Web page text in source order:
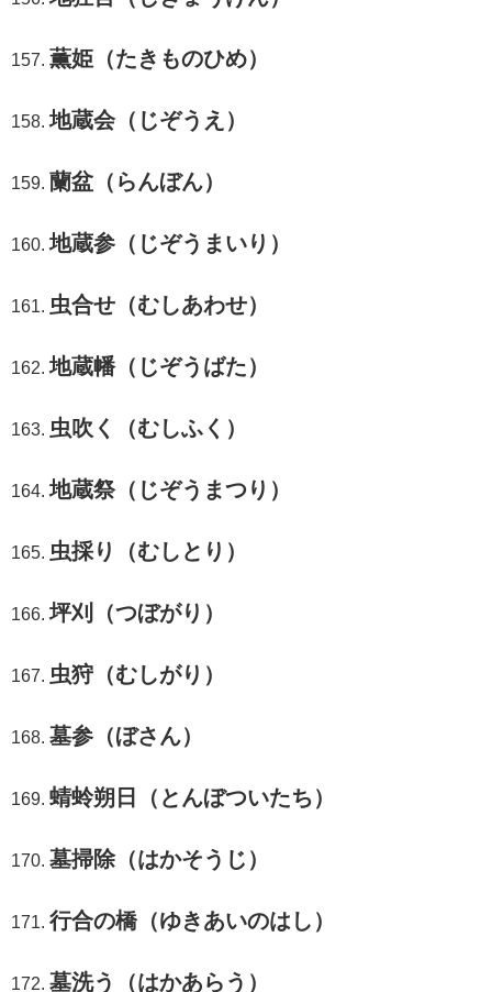
薫姫（たきものひめ）
地蔵会（じぞうえ）
蘭盆（らんぼん）
地蔵参（じぞうまいり）
虫合せ（むしあわせ）
地蔵幡（じぞうばた）
虫吹く（むしふく）
地蔵祭（じぞうまつり）
虫採り（むしとり）
坪刈（つぼがり）
虫狩（むしがり）
墓参（ぼさん）
蜻蛉朔日（とんぼついたち）
墓掃除（はかそうじ）
行合の橋（ゆきあいのはし）
墓洗う（はかあらう）